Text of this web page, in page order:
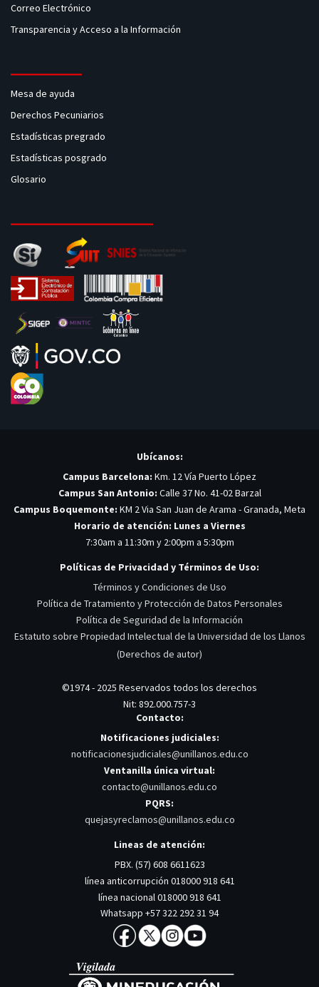
Correo Electrónico
Transparencia y Acceso a la Información
Mesa de ayuda
Derechos Pecuniarios
Estadísticas pregrado
Estadísticas posgrado
Glosario
Ubícanos:
Campus Barcelona: Km. 12 Vía Puerto López
Campus San Antonio: Calle 37 No. 41-02 Barzal
Campus Boquemonte: KM 2 Via San Juan de Arama - Granada, Meta
Horario de atención: Lunes a Viernes
7:30am a 11:30m y 2:00pm a 5:30pm
Políticas de Privacidad y Términos de Uso:
Términos y Condiciones de Uso
Política de Tratamiento y Protección de Datos Personales
Política de Seguridad de la Información
Estatuto sobre Propiedad Intelectual de la Universidad de los Llanos
(Derechos de autor)
©1974 - 2025 Reservados todos los derechos
Nit: 892.000.757-3
Contacto:
Notificaciones judiciales:
notificacionesjudiciales@unillanos.edu.co
Ventanilla única virtual:
contacto@unillanos.edu.co
PQRS:
quejasyreclamos@unillanos.edu.co
Lineas de atención:
PBX. (57) 608 6611623
línea anticorrupción 018000 918 641
línea nacional 018000 918 641
Whatsapp +57 322 292 31 94